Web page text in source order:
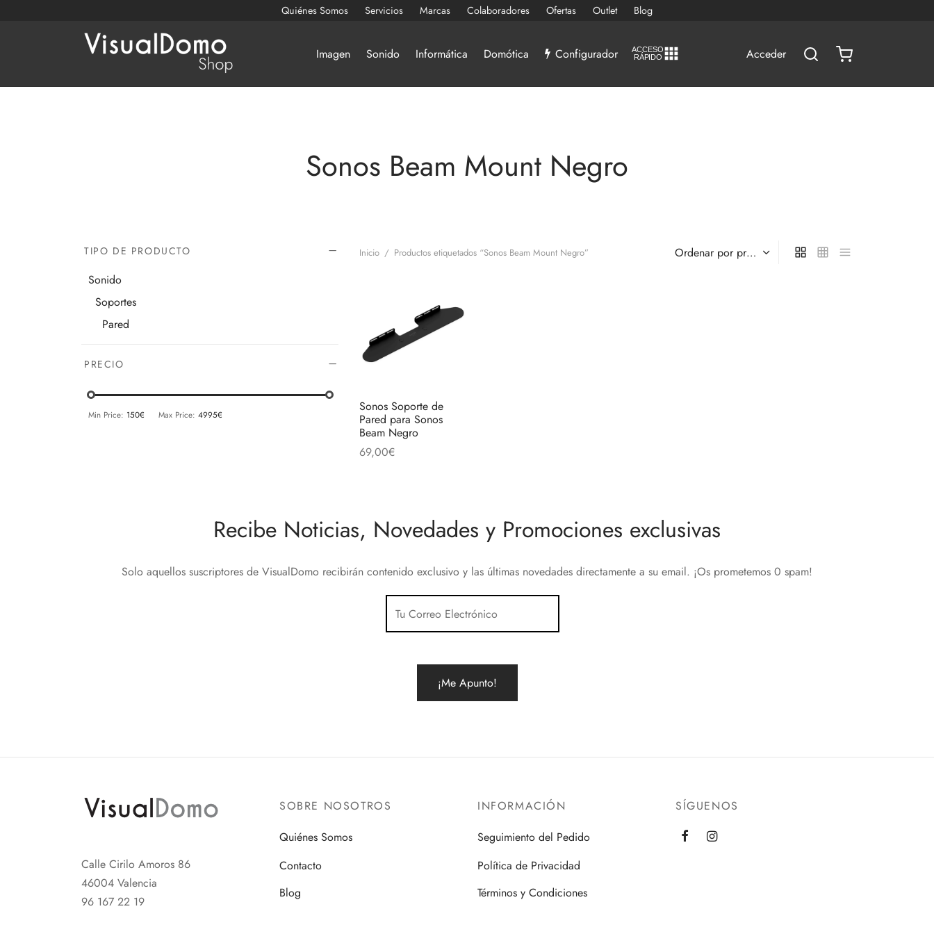
Quiénes Somos Servicios Marcas Colaboradores Ofertas Outlet Blog
Imagen Sonido Informática Domótica Configurador ACCESO
RÁPIDO Acceder
Sonos Beam Mount Negro
TIPO DE PRODUCTO
Sonido
Soportes
Pared
PRECIO
Min Price: 150€ Max Price: 4995€
Inicio / Productos etiquetados “Sonos Beam Mount Negro”
Sonos Soporte de
Pared para Sonos
Beam Negro
69,00€
Recibe Noticias, Novedades y Promociones exclusivas
Solo aquellos suscriptores de VisualDomo recibirán contenido exclusivo y las últimas novedades directamente a su email. ¡Os prometemos 0 spam!
Calle Cirilo Amoros 86
46004 Valencia
96 167 22 19
SOBRE NOSOTROS
Quiénes Somos
Contacto
Blog
INFORMACIÓN
Seguimiento del Pedido
Política de Privacidad
Términos y Condiciones
SÍGUENOS